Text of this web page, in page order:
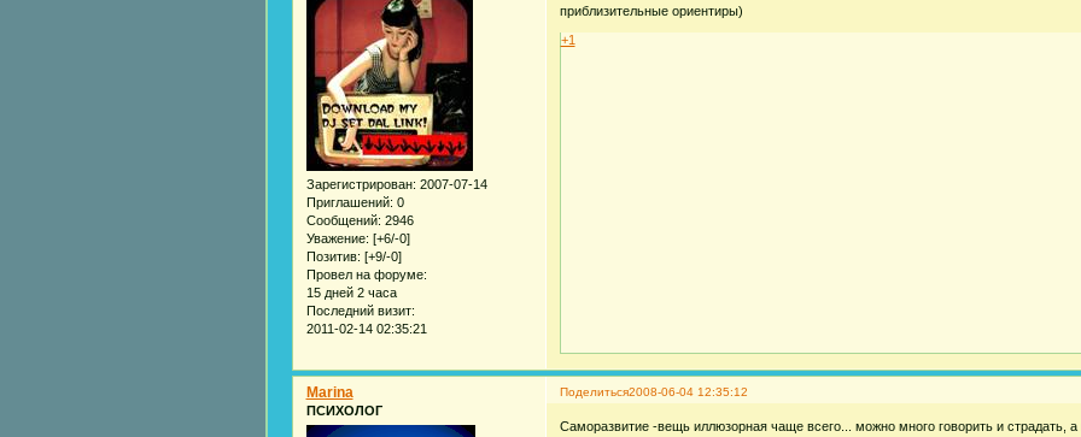
Зарегистрирован: 2007-07-14
Приглашений: 0
Сообщений: 2946
Уважение: [+6/-0]
Позитив: [+9/-0]
Провел на форуме:
15 дней 2 часа
Последний визит:
2011-02-14 02:35:21
приблизительные ориентиры)
+1
Поделиться2008-06-04 12:35:12
Marina
ПСИХОЛОГ
Саморазвитие -вещь иллюзорная чаще всего... можно много говорить и страдать,